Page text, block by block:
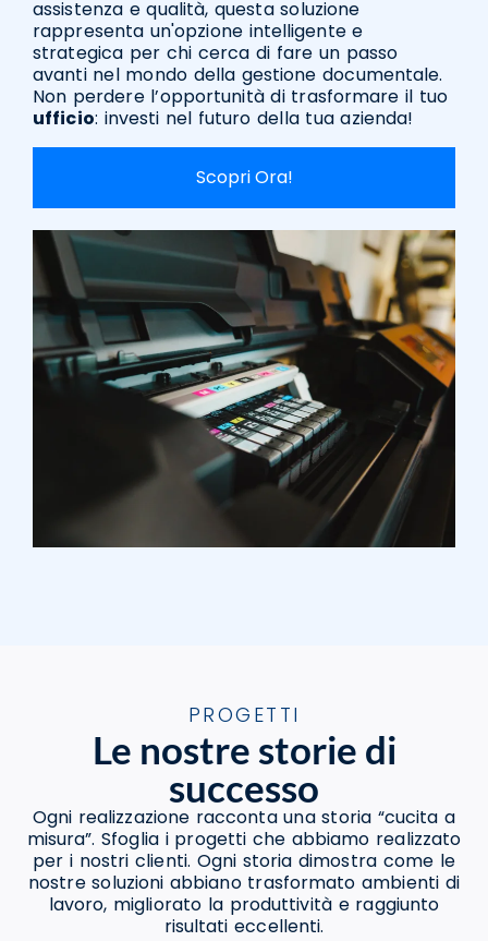
assistenza e qualità, questa soluzione
rappresenta un'opzione intelligente e
strategica per chi cerca di fare un passo
avanti nel mondo della gestione documentale.
Non perdere l’opportunità di trasformare il tuo
ufficio: investi nel futuro della tua azienda!
Scopri Ora!
PROGETTI
Le nostre storie di
successo
Ogni realizzazione racconta una storia “cucita a
misura”. Sfoglia i progetti che abbiamo realizzato
per i nostri clienti. Ogni storia dimostra come le
nostre soluzioni abbiano trasformato ambienti di
lavoro, migliorato la produttività e raggiunto
risultati eccellenti.